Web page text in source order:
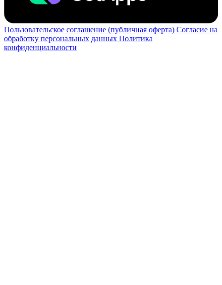
Пользовательское соглашение (публичная оферта) Согласие на
обработку персональных данных Политика
конфиденциальности